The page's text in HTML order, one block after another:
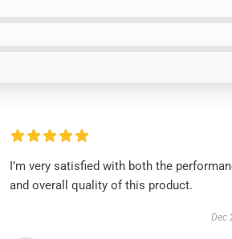
I’m very satisfied with both the
and overall quality of this product.
Dec